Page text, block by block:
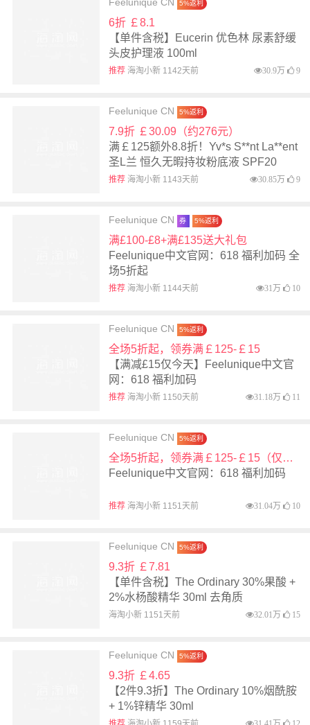
5%返利
6折 ￡8.1
【单件含税】Eucerin 优色林 尿素舒缓
头皮护理液 100ml
推荐海淘小新 1142天前 30.9万 9
Feelunique CN 5%返利
7.9折 ￡30.09（约276元）
满￡125额外8.8折！Yv*s S**nt La**ent
圣L兰 恒久无暇持妆粉底液 SPF20
25ml LC1
推荐海淘小新 1143天前 30.85万 9
Feelunique CN 券 5%返利
满£100-£8+满£135送大礼包
Feelunique中文官网：618 福利加码 全
场5折起
推荐海淘小新 1144天前 31万 10
Feelunique CN 5%返利
全场5折起，领券满￡125-￡15
【满减£15仅今天】Feelunique中文官
网：618 福利加码
推荐海淘小新 1150天前 31.18万 11
Feelunique CN 5%返利
全场5折起，领券满￡125-￡15（仅限今天）
Feelunique中文官网：618 福利加码
推荐海淘小新 1151天前 31.04万 10
Feelunique CN 5%返利
9.3折 ￡7.81
【单件含税】The Ordinary 30%果酸 +
2%水杨酸精华 30ml 去角质
海淘小新 1151天前 32.01万 15
Feelunique CN 5%返利
9.3折 ￡4.65
【2件9.3折】The Ordinary 10%烟酰胺
+ 1%锌精华 30ml